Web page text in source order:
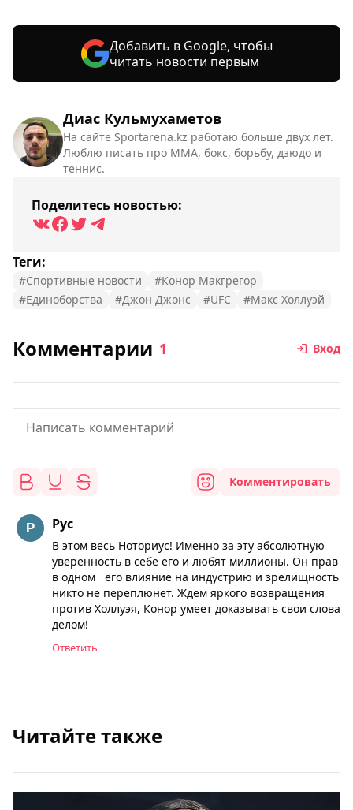
Диас Кульмухаметов
На сайте Sportarena.kz работаю больше двух лет.
Люблю писать про ММА, бокс, борьбу, дзюдо и
теннис.
Поделитесь новостью:
Теги:
#Спортивные новости
#Конор Макгрегор
#Единоборства
#Джон Джонс #UFC #Макс Холлуэй
Добавить в Google, чтобы
читать новости первым
Комментарии 1 Вход
Комментировать
Рус
В этом весь Ноториус! Именно за эту абсолютную
уверенность в себе его и любят миллионы. Он прав
в одном его влияние на индустрию и зрелищность
никто не переплюнет. Ждем яркого возвращения
против Холлуэя, Конор умеет доказывать свои слова
делом!
Ответить
Читайте также